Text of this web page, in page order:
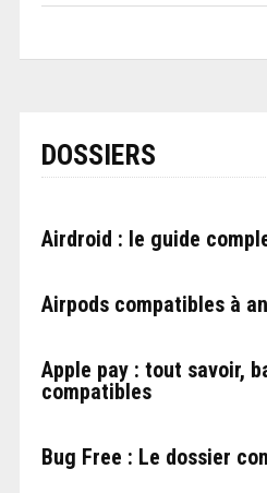
DOSSIERS
Airdroid : le guide
Airpods compatibles à
Apple pay : tout savoir,
compatibles
Bug Free : Le dossier